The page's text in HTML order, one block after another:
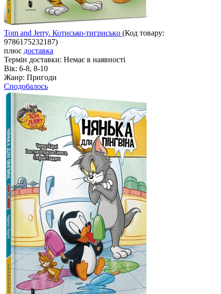
Tom and Jerry. Котисько-тигриськo (Код товару:
9786175232187)
плюс доставка
Термін доставки: Немає в наявності
Вік: 6-8, 8-10
Жанр: Пригоди
Сподобалось